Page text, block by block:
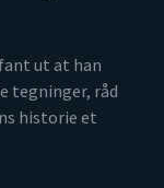
ut at han
tegninger, råd
historie et